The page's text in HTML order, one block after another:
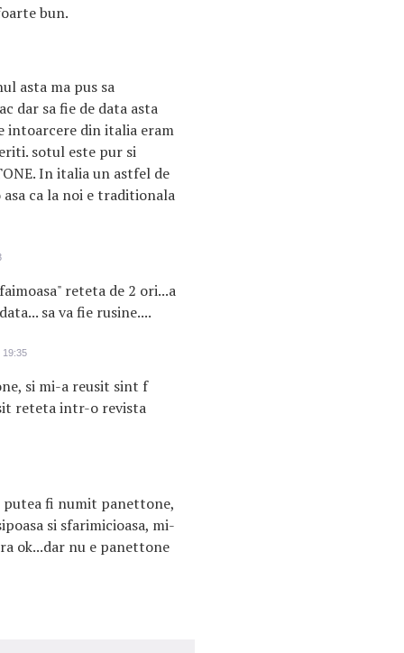
bun.
asta ma pus sa
dar sa fie de data asta
intoarcere din italia eram
sotul este pur si
In italia un astfel de
ca la noi e traditionala
reteta de 2 ori...a
sa va fie rusine....
si mi-a reusit sint f
reteta intr-o revista
putea fi numit panettone,
si sfarimicioasa, mi-
ok...dar nu e panettone